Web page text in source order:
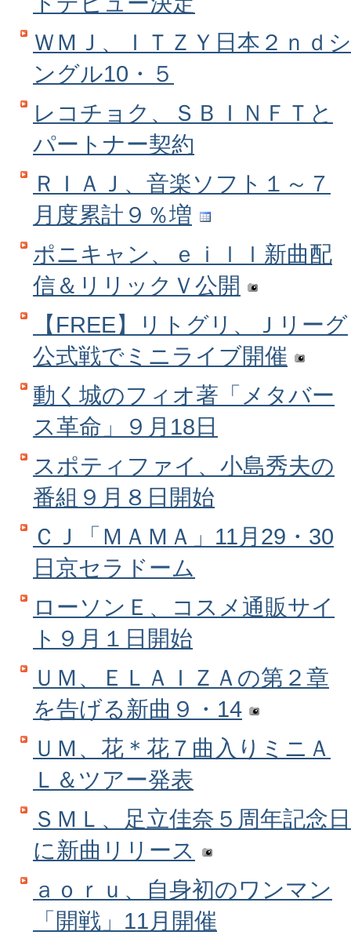
ＷＭＪ、ＩＴＺＹ日本２ｎｄシ
ングル10・５
レコチョク、ＳＢＩＮＦＴと
パートナー契約
ＲＩＡＪ、音楽ソフト１～７
月度累計９％増
ポニキャン、ｅｉｌｌ新曲配
信＆リリックＶ公開
【FREE】リトグリ、Ｊリーグ
公式戦でミニライブ開催
動く城のフィオ著「メタバー
ス革命」９月18日
スポティファイ、小島秀夫の
番組９月８日開始
ＣＪ「ＭＡＭＡ」11月29・30
日京セラドーム
ローソンＥ、コスメ通販サイ
ト９月１日開始
ＵＭ、ＥＬＡＩＺＡの第２章
を告げる新曲９・14
ＵＭ、花＊花７曲入りミニＡ
Ｌ＆ツアー発表
ＳＭＬ、足立佳奈５周年記念日
に新曲リリース
ａｏｒｕ、自身初のワンマン
「開戦」11月開催